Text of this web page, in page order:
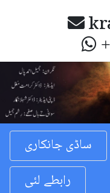
+
Previous
ساڈی جانکاری
رابطے لئی